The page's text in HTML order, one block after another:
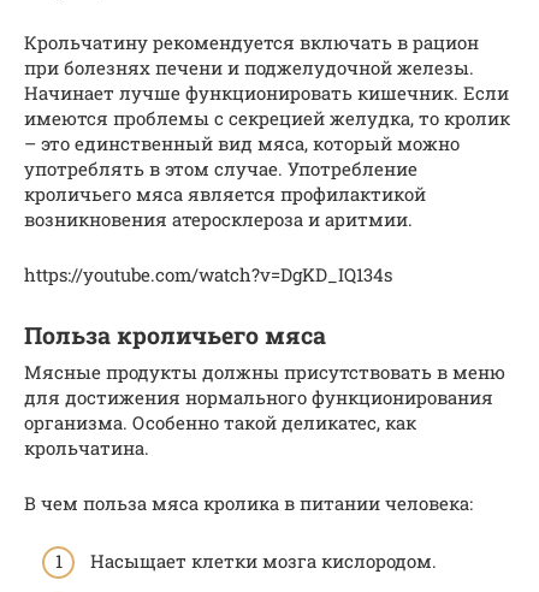
Крольчатину рекомендуется включать в рацион
при болезнях печени и поджелудочной железы.
Начинает лучше функционировать кишечник. Если
имеются проблемы с секрецией желудка, то кролик
– это единственный вид мяса, который можно
употреблять в этом случае. Употребление
кроличьего мяса является профилактикой
возникновения атеросклероза и аритмии.
https://youtube.com/watch?v=DgKD_IQ134s
Польза кроличьего мяса
Мясные продукты должны присутствовать в меню
для достижения нормального функционирования
организма. Особенно такой деликатес, как
крольчатина.
В чем польза мяса кролика в питании человека:
Насыщает клетки мозга кислородом.